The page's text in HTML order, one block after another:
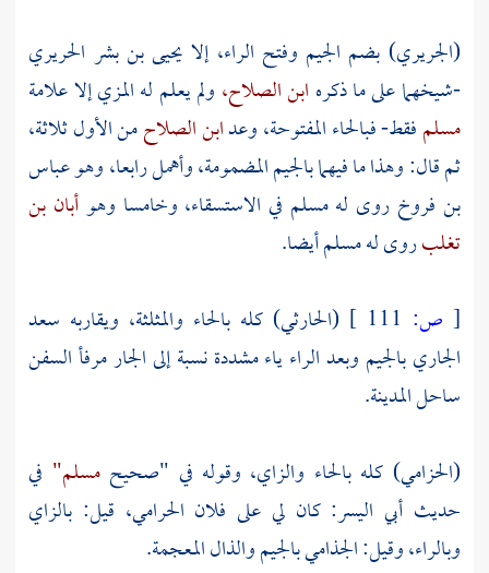
(الجريري) بضم الجيم وفتح الراء، إلا يحيى بن بشر الحريري
-شيخهما على ما ذكره ابن الصلاح، ولم يعلم لهالمزيإلا علامة
مسلمفقط- فبالحاء المفتوحة، وعدابن الصلاحمن الأول ثلاثة،
ثم قال: وهذا ما فيهما بالجيم المضمومة، وأهمل رابعا، وهوعباس
بن فروخ روى له مسلم في الاستسقاء، وخامسا وهوأبان بن
تغلبروى له مسلم أيضا.
[ ص: (الحارثي) كله بالحاء والمثلثة، ويقاربه سعد
الجاريبالجيم وبعد الراء ياء مشددة نسبة إلى الجار مرفأ السفن
ساحلالمدينة.
(الحزامي) كله بالحاء والزاي، وقوله في "صحيحمسلم" في
حديث أبي اليسر:كان لي على فلان الحرامي، قيل: بالزاي
وبالراء، وقيل: الجذامي بالجيم والذال المعجمة.